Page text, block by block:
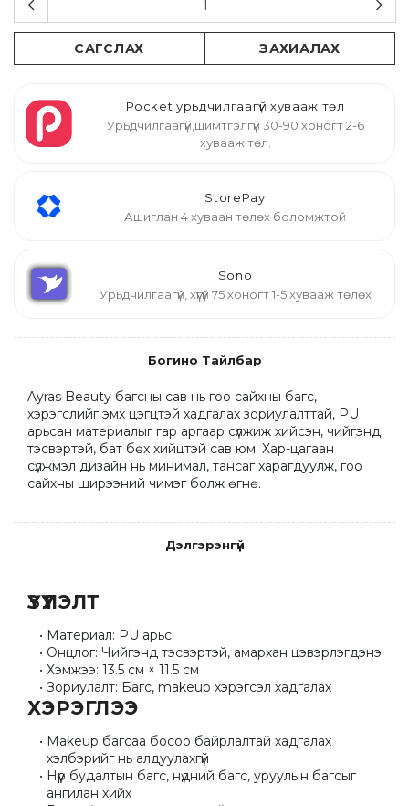
САГСЛАХ ЗАХИАЛАХ
Pocket урьдчилгаагүй хувааж төл
Урьдчилгаагүй,шимтгэлгүй 30-90 хоногт 2-6
хувааж төл.
StorePay
Ашиглан 4 хуваан төлөх боломжтой
Sono
Урьдчилгаагүй, хүүгүй 75 хоногт 1-5 хувааж төлөх
Богино Тайлбар
Ayras Beauty багсны сав нь гоо сайхны багс,
хэрэгслийг эмх цэгцтэй хадгалах зориулалттай, PU
арьсан материалыг гар аргаар сүлжиж хийсэн, чийгэнд
тэсвэртэй, бат бөх хийцтэй сав юм. Хар-цагаан
сүлжмэл дизайн нь минимал, тансаг харагдуулж, гоо
сайхны ширээний чимэг болж өгнө.
Дэлгэрэнгүй
ҮЗҮҮЛЭЛТ
Материал: PU арьс
Онцлог: Чийгэнд тэсвэртэй, амархан цэвэрлэгдэнэ
Хэмжээ: 13.5 см × 11.5 см
Зориулалт: Багс, makeup хэрэгсэл хадгалах
ХЭРЭГЛЭЭ
Makeup багсаа босоо байрлалтай хадгалах
хэлбэрийг нь алдуулахгүй
Нүүр будалтын багс, нүдний багс, уруулын багсыг
ангилан хийх